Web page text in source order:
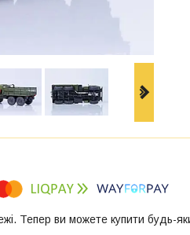
Тепер ви можете купити будь-